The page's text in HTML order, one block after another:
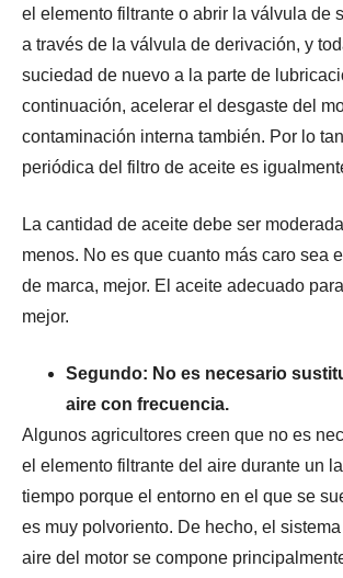
el elemento filtrante o abrir la válvula de
a través de la válvula de derivación, y
suciedad de nuevo a la parte de
continuación, acelerar el desgaste del
contaminación interna también. Por lo
periódica del filtro de aceite es
La cantidad de aceite debe ser
menos. No es que cuanto más caro sea
de marca, mejor. El aceite adecuado
mejor.
Segundo: No es necesario
aire con frecuencia.
Algunos agricultores creen que no es
el elemento filtrante del aire durante un
tiempo porque el entorno en el que se
es muy polvoriento. De hecho, el
aire del motor se compone